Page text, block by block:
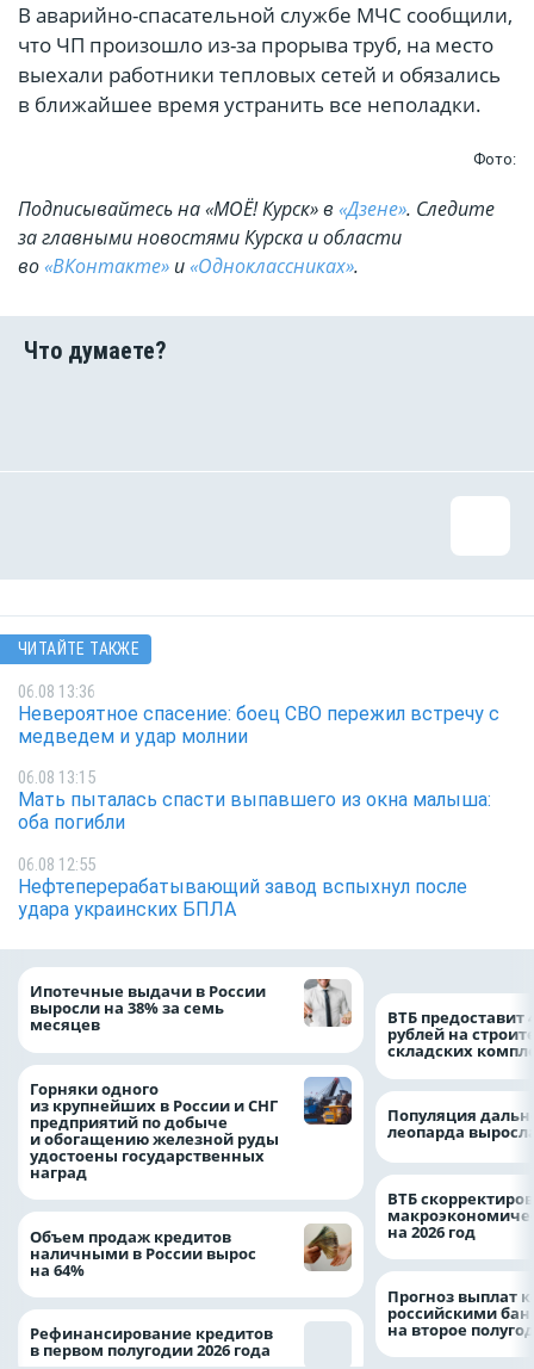
В аварийно-спасательной службе МЧС сообщили,
что ЧП произошло из-за прорыва труб, на место
выехали работники тепловых сетей и обязались
в ближайшее время устранить все неполадки.
Фото:
Подписывайтесь на «МОЁ! Курск» в «Дзене». Cледите
за главными новостями Курска и области
во«ВКонтакте» и«Одноклассниках».
ЧИТАЙТЕ ТАКЖЕ
06.08 13:36
Невероятное спасение: боец СВО пережил встречу с
медведем и удар молнии
06.08 13:15
Мать пыталась спасти выпавшего из окна малыша:
оба погибли
06.08 12:55
Нефтеперерабатывающий завод вспыхнул после
удара украинских БПЛА
Ипотечные выдачи в России
выросли на 38% за семь
месяцев
Горняки одного
из крупнейших в России и СНГ
предприятий по добыче
и обогащению железной руды
удостоены государственных
наград
Объем продаж кредитов
наличными в России вырос
на 64%
Рефинансирование кредитов
в первом полугодии 2026 года
ВТБ предоставит
рублей на
складских
Популяция
леопарда
ВТБ
на 2026 год
Прогноз выплат
российскими
на второе